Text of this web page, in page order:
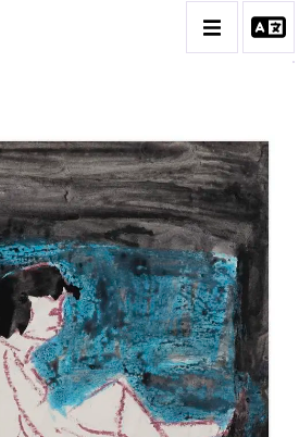
EMBRY
DES OEUVRES
1945-1949
1950-1954
1955-1959
1960-1964